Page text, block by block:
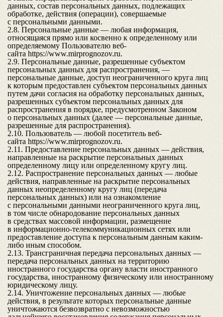
данных, состав персональных данных, подлежащих
обработке, действия (операции), совершаемые
с персональными данными.
2.8. Персональные данные — любая информация,
относящаяся прямо или косвенно к определенному или
определяемому Пользователю веб-
сайта https://www.mirprognozov.ru.
2.9. Персональные данные, разрешенные субъектом
персональных данных для распространения, —
персональные данные, доступ неограниченного круга лиц
к которым предоставлен субъектом персональных данных
путем дачи согласия на обработку персональных данных,
разрешенных субъектом персональных данных для
распространения в порядке, предусмотренном Законом
о персональных данных (далее — персональные данные,
разрешенные для распространения).
2.10. Пользователь — любой посетитель веб-
сайта https://www.mirprognozov.ru.
2.11. Предоставление персональных данных — действия,
направленные на раскрытие персональных данных
определенному лицу или определенному кругу лиц.
2.12. Распространение персональных данных — любые
действия, направленные на раскрытие персональных
данных неопределенному кругу лиц (передача
персональных данных) или на ознакомление
с персональными данными неограниченного круга лиц,
в том числе обнародование персональных данных
в средствах массовой информации, размещение
в информационно-телекоммуникационных сетях или
предоставление доступа к персональным данным каким-
либо иным способом.
2.13. Трансграничная передача персональных данных —
передача персональных данных на территорию
иностранного государства органу власти иностранного
государства, иностранному физическому или иностранному
юридическому лицу.
2.14. Уничтожение персональных данных — любые
действия, в результате которых персональные данные
уничтожаются безвозвратно с невозможностью